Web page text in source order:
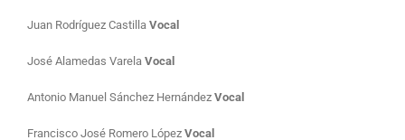
Juan Rodríguez Castilla Vocal
José Alamedas Varela Vocal
Antonio Manuel Sánchez Hernández Vocal
Francisco José Romero López Vocal